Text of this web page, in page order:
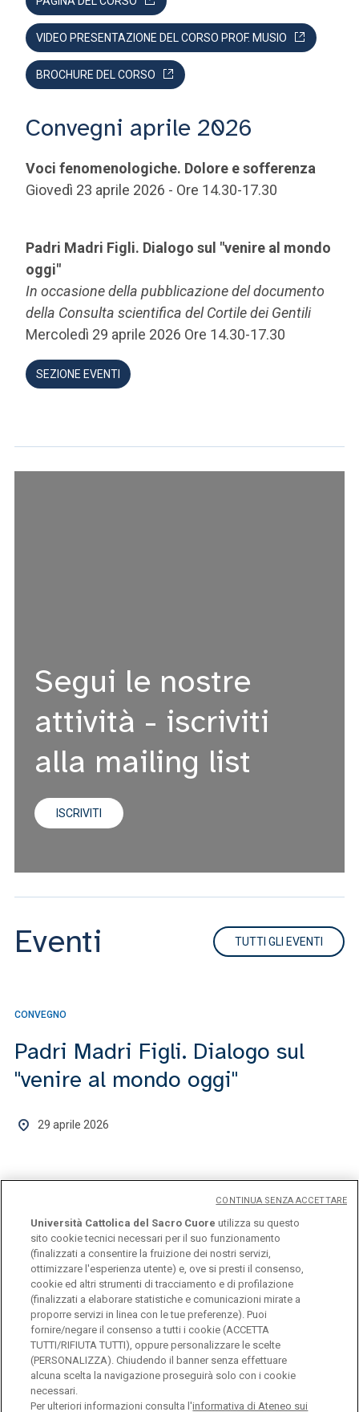
VIDEO PRESENTAZIONE DEL CORSO PROF. MUSIO
BROCHURE DEL CORSO
Convegni aprile 2026
Voci fenomenologiche. Dolore e sofferenza
Giovedì 23 aprile 2026 - Ore 14.30-17.30
Padri Madri Figli. Dialogo sul "venire al mondo
oggi"
In occasione della pubblicazione del documento
della Consulta scientifica del Cortile dei Gentili
Mercoledì 29 aprile 2026 Ore 14.30-17.30
SEZIONE EVENTI
Segui le nostre
attività - iscriviti
alla mailing list
ISCRIVITI
Eventi TUTTI GLI EVENTI
CONVEGNO
Padri Madri Figli. Dialogo sul
"venire al mondo oggi"
29 aprile 2026
1 di 6
Università Cattolica del Sacro Cuore
Largo A. Gemelli, 1 - 20123 Milano
Università Cattolica del Sacro Cuore utilizza su questo
sito cookie tecnici necessari per il suo funzionamento
(finalizzati a consentire la fruizione dei nostri servizi,
ottimizzare l'esperienza utente) e, ove si presti il consenso,
cookie ed altri strumenti di tracciamento e di profilazione
(finalizzati a elaborare statistiche e comunicazioni mirate a
proporre servizi in linea con le tue preferenze). Puoi
fornire/negare il consenso a tutti i cookie (ACCETTA
TUTTI/RIFIUTA TUTTI), oppure personalizzare le scelte
(PERSONALIZZA). Chiudendo il banner senza effettuare
alcuna scelta la navigazione proseguirà solo con i cookie
necessari.
Per ulteriori informazioni consulta l'informativa di Ateneo sui
CONTINUA SENZA ACCETTARE